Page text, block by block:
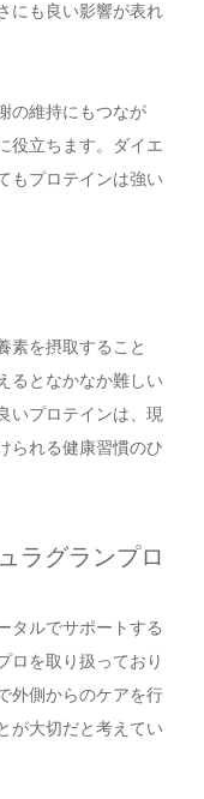
にも良い影響が表れ
の維持にもつなが
役立ちます。ダイエ
もプロテインは強い
素を摂取すること
るとなかなか難しい
いプロテインは、現
られる健康習慣のひ
ラグランプロ
タルでサポートする
ロを取り扱っており
外側からのケアを行
が大切だと考えてい